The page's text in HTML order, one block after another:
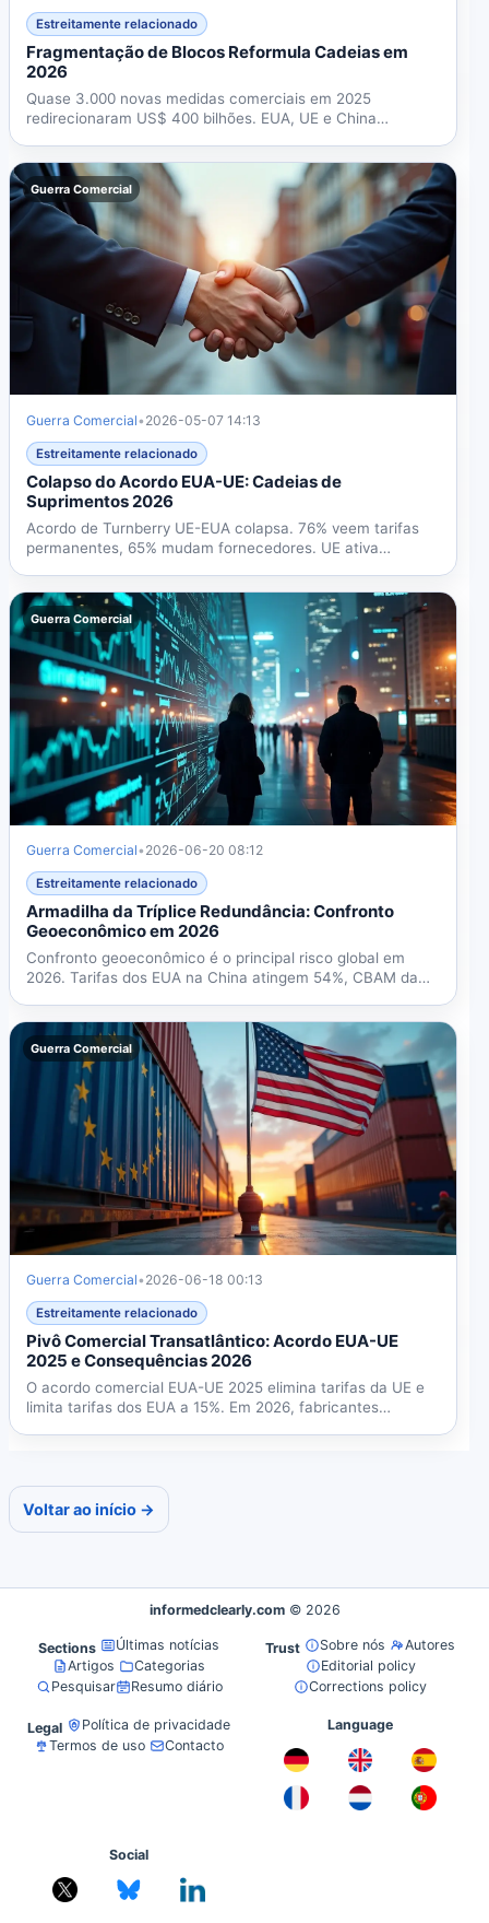
Estreitamente relacionado
Fragmentação de Blocos Reformula Cadeias em
2026
Quase 3.000 novas medidas comerciais em 2025
redirecionaram US$ 400 bilhões. EUA, UE e China
Guerra Comercial
Guerra Comercial• 2026-05-07 14:13
Estreitamente relacionado
Colapso do Acordo EUA-UE: Cadeias de
Suprimentos 2026
Acordo de Turnberry UE-EUA colapsa. 76% veem tarifas
permanentes, 65% mudam fornecedores. UE ativa
Guerra Comercial
Guerra Comercial• 2026-06-20 08:12
Estreitamente relacionado
Armadilha da Tríplice Redundância: Confronto
Geoeconômico em 2026
Confronto geoeconômico é o principal risco global em
2026. Tarifas dos EUA na China atingem 54%, CBAM da
Guerra Comercial
Guerra Comercial• 2026-06-18 00:13
Estreitamente relacionado
Pivô Comercial Transatlântico: Acordo EUA-UE
2025 e Consequências 2026
O acordo comercial EUA-UE 2025 elimina tarifas da UE e
limita tarifas dos EUA a 15%. Em 2026, fabricantes
Voltar ao início →
informedclearly.com © 2026
Sections
Últimas notícias
Artigos
Categorias
Pesquisar
Resumo diário
Trust Sobre nós
Autores
Editorial policy
Corrections policy
Legal
Política de privacidade
Termos de uso
Contacto
Language
Social